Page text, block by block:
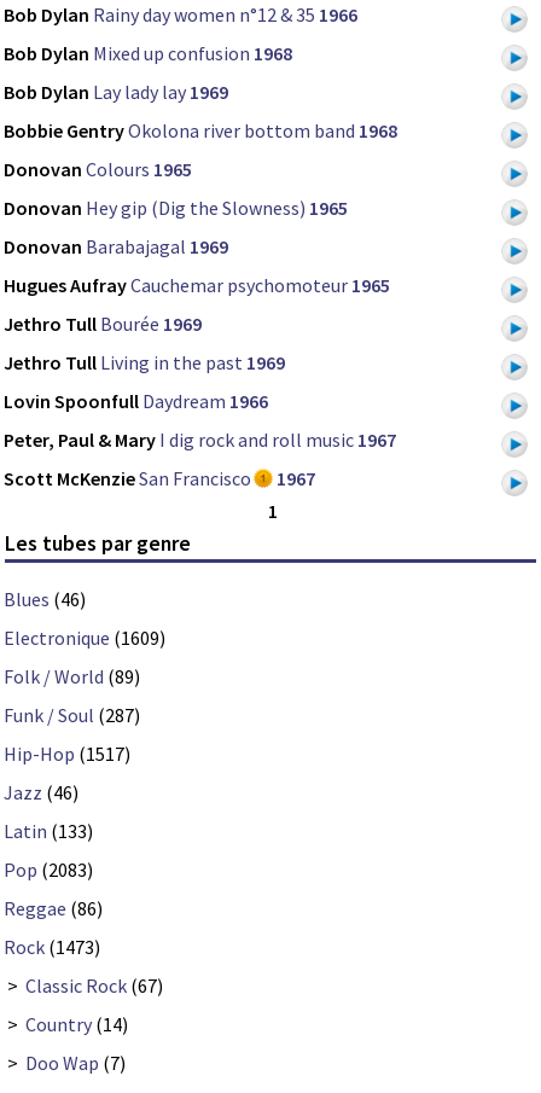
Bob Dylan Rainy day women n°12 & 35 1966
Bob Dylan Mixed up confusion 1968
Bob Dylan Lay lady lay 1969
Bobbie GentryOkolona river bottom band 1968
Donovan Colours 1965
Donovan Hey gip (Dig the Slowness) 1965
Donovan Barabajagal 1969
Hugues AufrayCauchemar psychomoteur 1965
Jethro Tull Bourée 1969
Jethro Tull Living in the past 1969
Lovin Spoonfull Daydream 1966
Peter, Paul & Mary I dig rock and roll music 1967
Scott McKenzieSan Francisco
1967
1
Les tubes par genre
Blues (46)
Electronique (1609)
Folk / World (89)
Funk / Soul (287)
Hip-Hop (1517)
Jazz (46)
Latin (133)
Pop (2083)
Reggae (86)
Rock (1473)
> Classic Rock (67)
> Country (14)
> Doo Wap (7)